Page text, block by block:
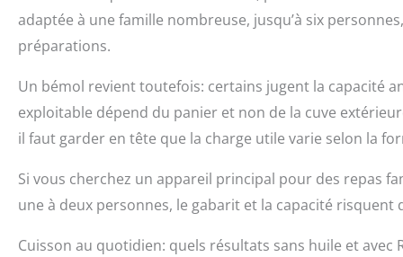
adaptée à une famille nombreuse, jusqu’à six
préparations.
Un bémol revient toutefois: certains jugent la capacité
exploitable dépend du panier et non de la cuve
il faut garder en tête que la charge utile varie selon la
Si vous cherchez un appareil principal pour des repas
une à deux personnes, le gabarit et la capacité risquent
Cuisson au quotidien: quels résultats sans huile et avec